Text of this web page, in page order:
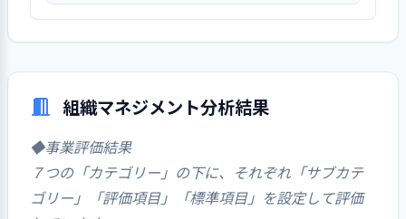
「はい」の回答は85.7%、「どちらともいえ
ない」の回答は9.5%、「いいえ」の回答は
1.6%、「無回答・非該当」の回答は3.2%で
ので、いざとなったときは相談できると思い
ます」という声が寄せられていた。
組織マネジメント分析結果
◆事業評価結果
７つの「カテゴリー」の下に、それぞれ「サブカテ
ゴリー」「評価項目」「標準項目」を設定して評価